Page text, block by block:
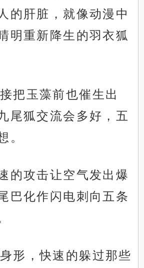
的肝脏，就像动漫中
明重新降生的羽衣狐
把玉藻前也催生出
尾狐交流会多好，五
。
的攻击让空气发出爆
巴化作闪电刺向五条
形，快速的躲过那些